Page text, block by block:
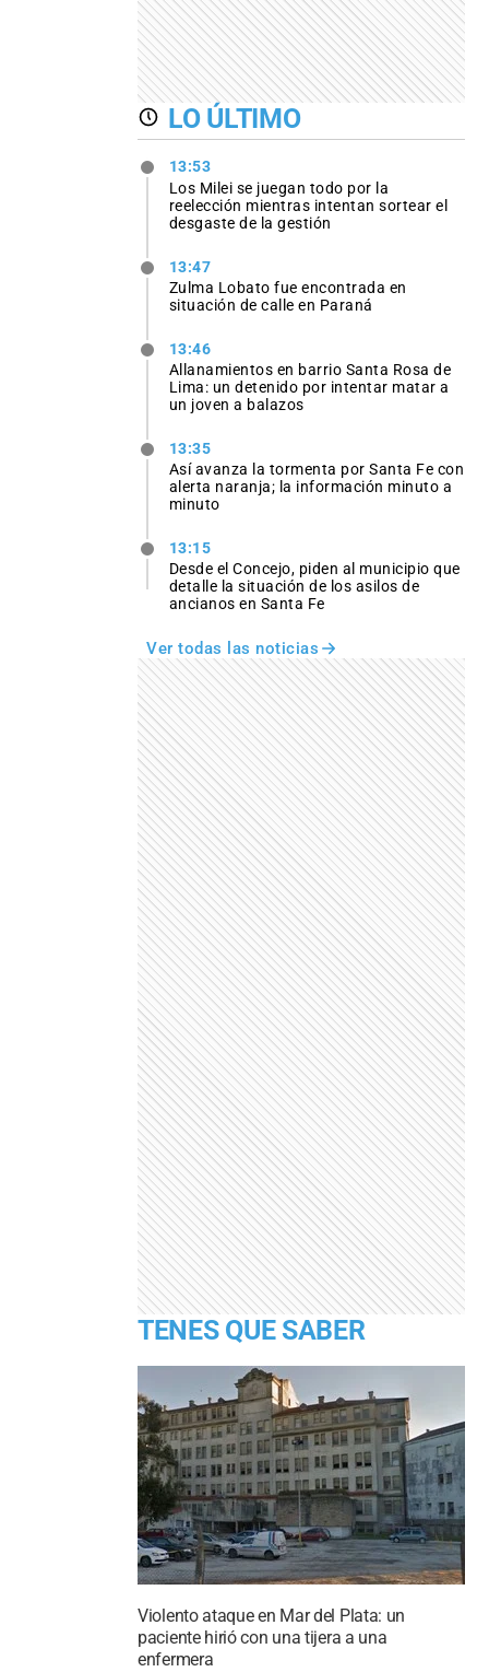
LO ÚLTIMO
13:53
Los Milei se juegan todo por la
reelección mientras intentan sortear el
desgaste de la gestión
13:47
Zulma Lobato fue encontrada en
situación de calle en Paraná
13:46
Allanamientos en barrio Santa Rosa de
Lima: un detenido por intentar matar a
un joven a balazos
13:35
Así avanza la tormenta por Santa Fe con
alerta naranja; la información minuto a
minuto
13:15
Desde el Concejo, piden al municipio que
detalle la situación de los asilos de
ancianos en Santa Fe
Ver todas las noticias
TENES QUE SABER
Violento ataque en Mar del Plata: un
paciente hirió con una tijera a una
enfermera